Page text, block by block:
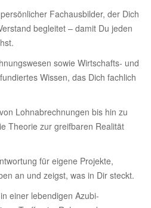
Fachausbilder, der Dich
begleitet – damit Du jeden
sowie Wirtschafts- und
Wissen, das Dich fachlich
Lohnabrechnungen bis hin zu
Theorie zur greifbaren Realität
für eigene Projekte,
an und zeigst, was in Dir steckt.
einer lebendigen Azubi-